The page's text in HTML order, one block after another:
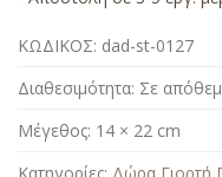
ΚΩΔΙΚΟΣ: dad-st-0127
Διαθεσιμότητα: Σε
Μέγεθος: 14 × 22 cm